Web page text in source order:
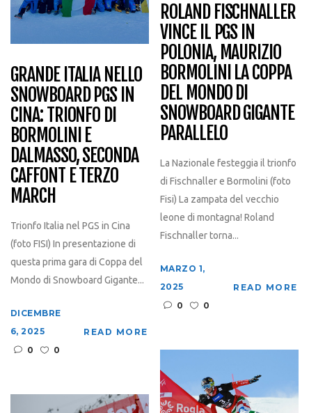
GRANDE ITALIA NELLO
SNOWBOARD PGS IN
CINA: TRIONFO DI
BORMOLINI E
DALMASSO, SECONDA
CAFFONT E TERZO
MARCH
Trionfo Italia nel PGS in Cina
(foto FISI) In presentazione di
questa prima gara di Coppa del
Mondo di Snowboard Gigante...
DICEMBRE
6, 2025
0
0
READ MORE
ROLAND FISCHNALLER
VINCE IL PGS IN
POLONIA, MAURIZIO
BORMOLINI LA COPPA
DEL MONDO DI
SNOWBOARD GIGANTE
PARALLELO
La Nazionale festeggia il trionfo
di Fischnaller e Bormolini (foto
Fisi) La zampata del vecchio
leone di montagna! Roland
Fischnaller torna...
MARZO 1,
2025
0
0
READ MORE